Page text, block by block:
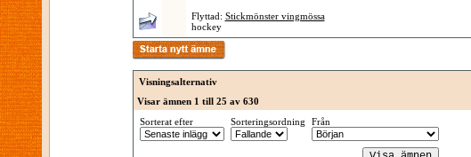
Flyttad: Stickmönster vingmössa
hockey
Visningsalternativ
Visar ämnen 1 till 25 av 630
Sorterat efter
Sorteringsordning Från